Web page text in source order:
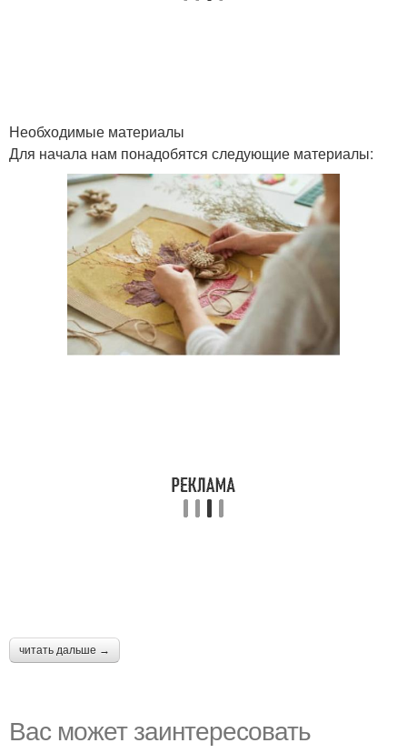
Необходимые материалы
Для начала нам понадобятся следующие материалы:
читать дальше →
Вас может заинтересовать